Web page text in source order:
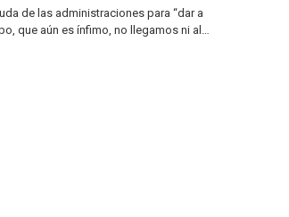
de las administraciones para “dar a
que aún es ínfimo, no llegamos ni al…